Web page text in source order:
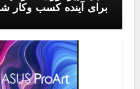
برای آینده کسب وکار